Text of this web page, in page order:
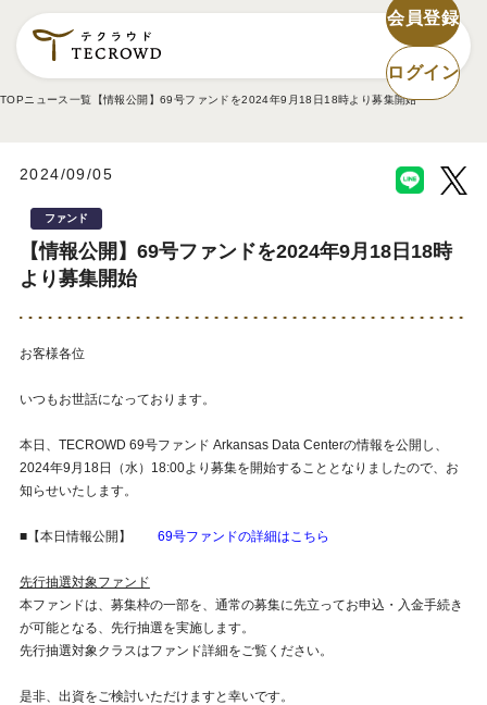
会員登録
ログイン
TOP ニュース一覧 【情報公開】69号ファンドを2024年9月18日18時より募集開始
2024/09/05
ファンド
【情報公開】69号ファンドを2024年9月18日18時
より募集開始
お客様各位
いつもお世話になっております。
本日、TECROWD 69号ファンド Arkansas Data Centerの情報を公開し、
2024年9月18日（水）18:00より募集を開始することとなりましたので、お
知らせいたします。
■【本日情報公開】 69号ファンドの詳細はこちら
先行抽選対象ファンド
本ファンドは、募集枠の一部を、通常の募集に先立ってお申込・入金手続き
が可能となる、先行抽選を実施します。
先行抽選対象クラスはファンド詳細をご覧ください。
是非、出資をご検討いただけますと幸いです。